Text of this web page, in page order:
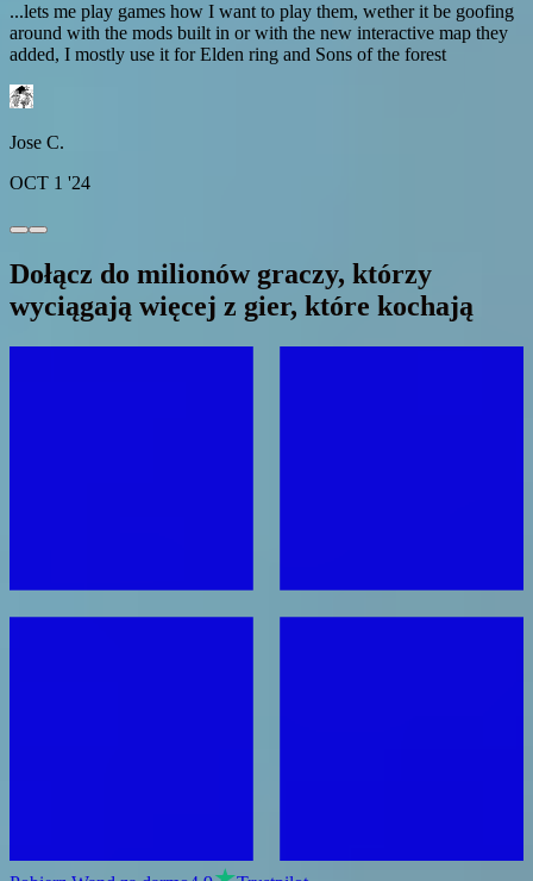
...lets me play games how I want to play them, wether it be goofing
around with the mods built in or with the new interactive map they
added, I mostly use it for Elden ring and Sons of the forest
Jose C.
OCT 1 '24
Dołącz do milionów graczy, którzy
wyciągają więcej z gier, które kochają